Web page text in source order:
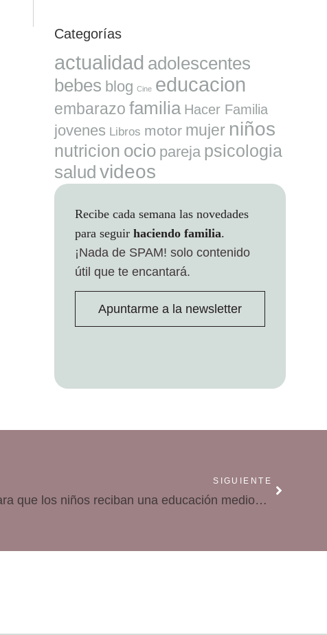
Categorías
actualidad adolescentes
bebes blog Cine educacion
embarazo familia Hacer Familia
jovenes Libros motor mujer niños
nutricion ocio pareja psicologia
salud videos
Recibe cada semana las novedades
para seguir haciendo familia.
¡Nada de SPAM! solo contenido
útil que te encantará.
Apuntarme a la newsletter
SIGUIENTE
¿Qué podemos hacer para que los niños reciban una educación medioambiental?